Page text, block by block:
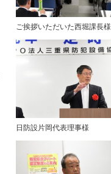
ご挨拶いただいた西堀課長様
日防設片岡代表理事様